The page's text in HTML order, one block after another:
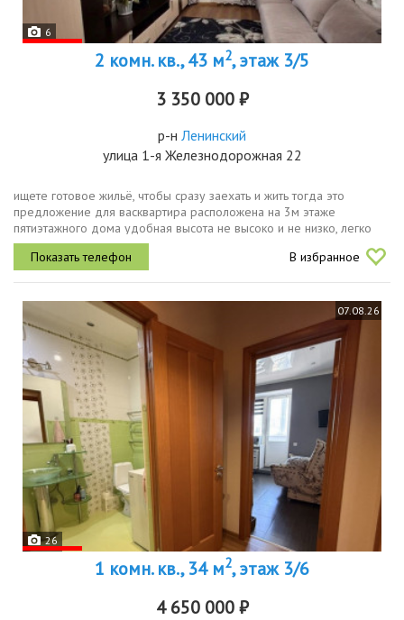
6
2 комн. кв., 43 м2, этаж 3/5
3 350 000 ₽
р-н Ленинский
улица 1-я Железнодорожная 22
ищете готовое жильё, чтобы сразу заехать и жить тогда это
предложение для васквартира расположена на 3м этаже
пятиэтажного дома удобная высота не высоко и не низко, легко
подниматься даже с покупками.в квартире остаётся практически
вся мебель и...
В избранное
07.08.26
26
1 комн. кв., 34 м2, этаж 3/6
4 650 000 ₽